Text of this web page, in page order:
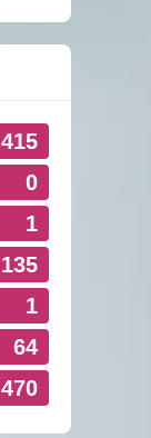
415
0
1
135
1
64
470